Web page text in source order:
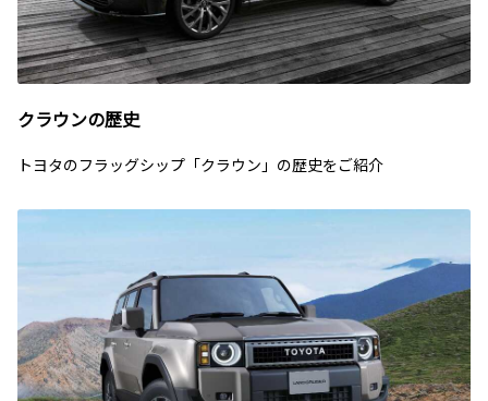
クラウンの歴史
トヨタのフラッグシップ「クラウン」の歴史をご紹介